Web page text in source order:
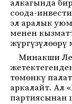
алкагында
соода-
эл аралык
менен
Минакши
төмөнкү
аркалайт. Ал
партиясынан